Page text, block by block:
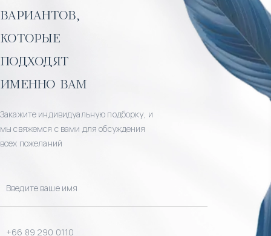
вариантов,
которые
подходят
именно вам
Закажите индивидуальную подборку, и
мы свяжемся с вами для обсуждения
всех пожеланий